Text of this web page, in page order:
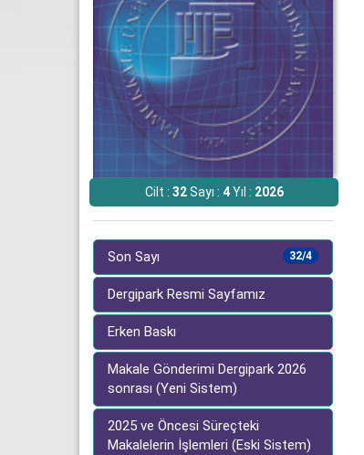
Cilt : 32Sayı : 4Yıl : 2026
32/4
Son Sayı
Dergipark Resmi Sayfamız
Erken Baskı
Makale Gönderimi Dergipark 2026
sonrası (Yeni Sistem)
2025 ve Öncesi Süreçteki
Makalelerin İşlemleri (Eski Sistem)